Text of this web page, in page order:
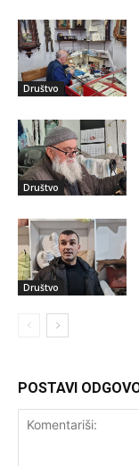
Društvo
Društvo
Društvo
POSTAVI